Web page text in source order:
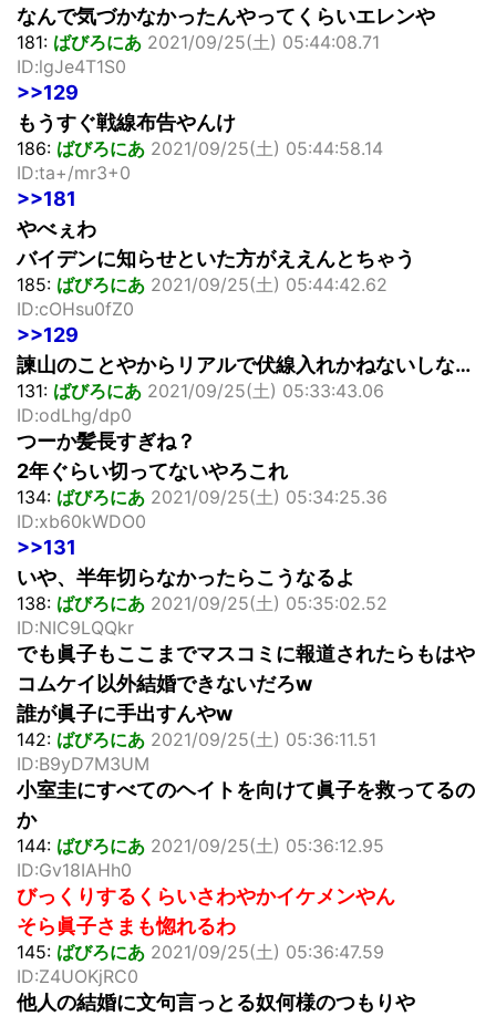
なんで気づかなかったんやってくらいエレンや
181: ばびろにあ 2021/09/25(土) 05:44:08.71
ID:lgJe4T1S0
>>129
もうすぐ戦線布告やんけ
186: ばびろにあ 2021/09/25(土) 05:44:58.14
ID:ta+/mr3+0
>>181
やべぇわ
バイデンに知らせといた方がええんとちゃう
185: ばびろにあ 2021/09/25(土) 05:44:42.62
ID:cOHsu0fZ0
>>129
諫山のことやからリアルで伏線入れかねないしな…
131: ばびろにあ 2021/09/25(土) 05:33:43.06
ID:odLhg/dp0
つーか髪長すぎね？
2年ぐらい切ってないやろこれ
134: ばびろにあ 2021/09/25(土) 05:34:25.36
ID:xb60kWDO0
>>131
いや、半年切らなかったらこうなるよ
138: ばびろにあ 2021/09/25(土) 05:35:02.52
ID:NIC9LQQkr
でも眞子もここまでマスコミに報道されたらもはや
コムケイ以外結婚できないだろw
誰が眞子に手出すんやw
142: ばびろにあ 2021/09/25(土) 05:36:11.51
ID:B9yD7M3UM
小室圭にすべてのヘイトを向けて眞子を救ってるの
か
144: ばびろにあ 2021/09/25(土) 05:36:12.95
ID:Gv18IAHh0
びっくりするくらいさわやかイケメンやん
そら眞子さまも惚れるわ
145: ばびろにあ 2021/09/25(土) 05:36:47.59
ID:Z4UOKjRC0
他人の結婚に文句言っとる奴何様のつもりや